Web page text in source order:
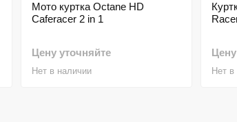
Мото куртка Octane HD
Caferacer 2 in 1
Цену уточняйте
Нет в наличии Нет в